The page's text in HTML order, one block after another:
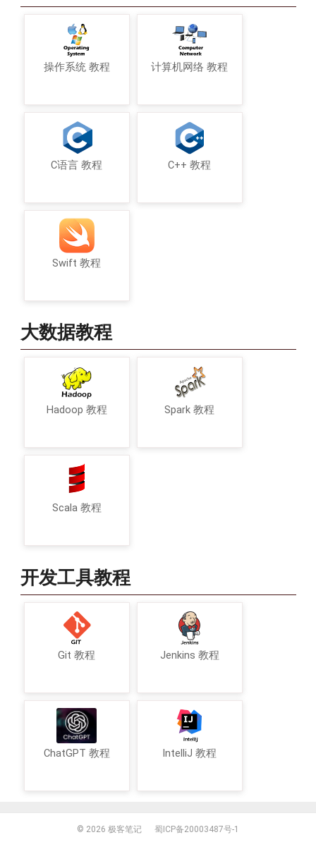
操作系统 教程 计算机网络 教程
C语言 教程 C++ 教程
Swift 教程
大数据教程
Hadoop 教程 Spark 教程
Scala 教程
开发工具教程
Git 教程 Jenkins 教程
ChatGPT 教程 IntelliJ 教程
© 2026 极客笔记 蜀ICP备20003487号-1